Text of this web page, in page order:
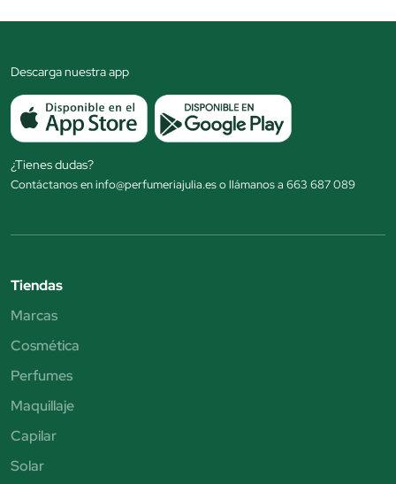
Descarga nuestra app
¿Tienes dudas?
Contáctanos en info@perfumeriajulia.es o llámanos a 663 687 089
Tiendas
Marcas
Cosmética
Perfumes
Maquillaje
Capilar
Solar